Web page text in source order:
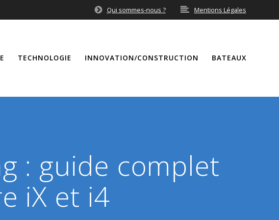
Qui sommes-nous ? Mentions Légales
TECHNOLOGIE INNOVATION/CONSTRUCTION BATEAUX
: guide complet
iX et i4